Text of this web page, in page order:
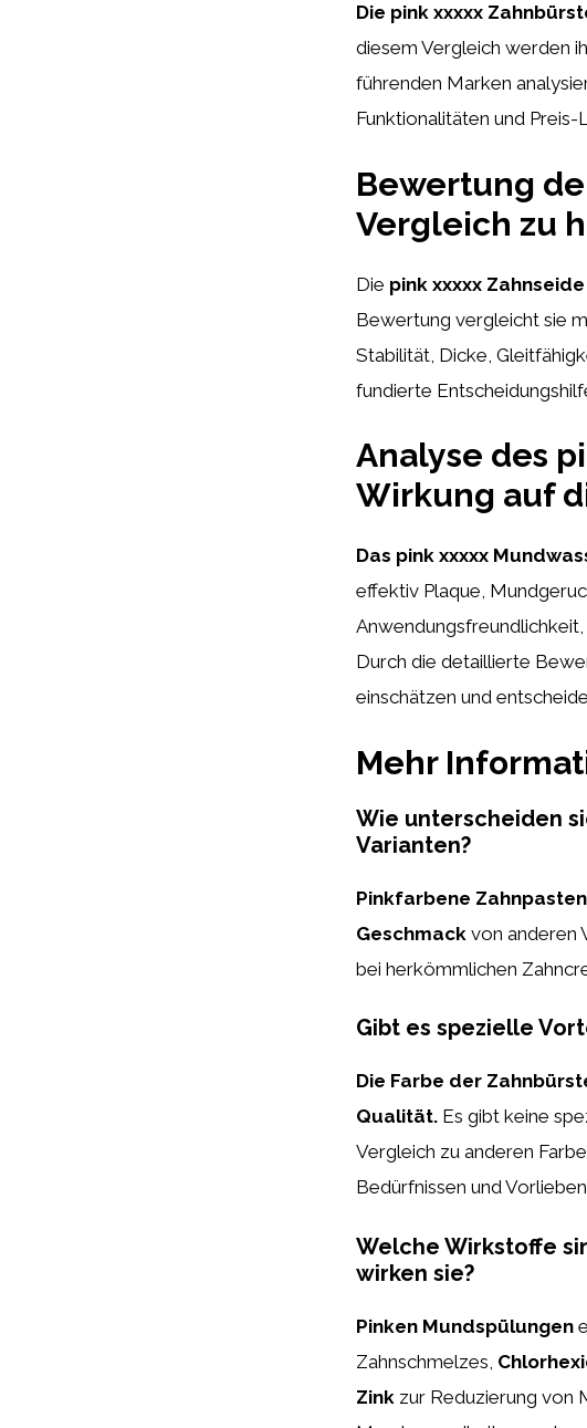
Die pink xxxxx
diesem Vergleich werden
führenden Marken
Funktionalitäten und
Bewertung
Vergleich zu
Die pink xxxxx Zahnseide
Bewertung vergleicht sie
Stabilität, Dicke,
fundierte
Analyse des
Wirkung auf
Das pink xxxxx
effektiv Plaque,
Durch die detaillierte
einschätzen und
Mehr
Wie unterscheiden
Varianten?
Pinkfarbene Zahnpasten
Geschmack von anderen
bei herkömmlichen
Gibt es spezielle
Die Farbe der
Qualität. Es gibt keine
Vergleich zu anderen
Bedürfnissen und
Welche Wirkstoffe
wirken sie?
Pinken Mundspülungen
Zahnschmelzes,
Zink zur Reduzierung von